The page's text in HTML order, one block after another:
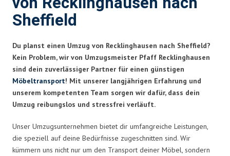
Sheffield
Du planst einen Umzug von Recklinghausen nach Sheffield?
Kein Problem, wir von Umzugsmeister Pfaff Recklinghausen
sind dein zuverlässiger Partner für einen günstigen
Möbeltransport! Mit unserer langjährigen Erfahrung und
unserem kompetenten Team sorgen wir dafür, dass dein
Umzug reibungslos und stressfrei verläuft.
Unser Umzugsunternehmen bietet dir umfangreiche Leistungen,
die speziell auf deine Bedürfnisse zugeschnitten sind. Wir
kümmern uns nicht nur um den Transport deiner Möbel, sondern